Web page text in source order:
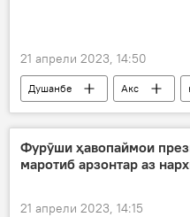
21 апрели 2023, 14:50
Душанбе Акс
намози иди Фитр
Дин ва оин
Фурӯши ҳавопаймои
маротиб арзонтар аз
21 апрели 2023, 14:15